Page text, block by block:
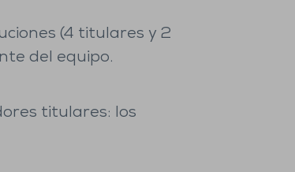
(4 titulares y 2
del equipo.
titulares: los